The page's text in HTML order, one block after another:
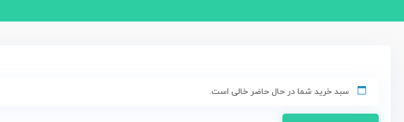
سبد خرید شما در حال حاضر خالی است.